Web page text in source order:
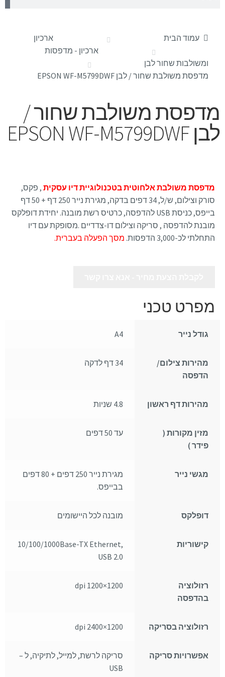
עמוד הבית
ארכיון
ארכיון - מדפסות
ומשולבות שחור לבן
מדפסת משולבת שחור / לבן EPSON WF-M5799DWF
מדפסת משולבת שחור /
לבן EPSON WF-M5799DWF
מדפסת משולבת אלחוטית בטכנולוגיית דיו עסקית , פקס,
סורק וצילום, ש/ל, 34 דפים בדקה, מגירת נייר 250 דף + 50 דף
בייפס, כניסת USB להדפסה, כרטיס רשת מובנה. יחידת דופלקס
מובנת להדפסה , סריקה וצילום דו-צדדיים .מסופקת עם דיו
התחלתי לכ-3,000 הדפסות.
מסך הפעלה בעברית.
מפרט טכני
גודל נייר A4
מהירות צילום/
הדפסה
34 דף לדקה
מהירות דף ראשון 4.8 שניות
מזין מקורות (
פידר )
עד 50 דפים
מגשי נייר
מגירת נייר 250 דפים + 80 דפים
בבייפס.
דופלקס מובנה לכל היישומים
קישוריות
10/100/1000Base-TX Ethernet,
USB 2.0
רזולוציה
בהדפסה
1200×1200 dpi
רזולוציה בסריקה 1200×2400 dpi
אפשרויות סריקה
סריקה לרשת, למייל, לתיקיה, ל –
USB